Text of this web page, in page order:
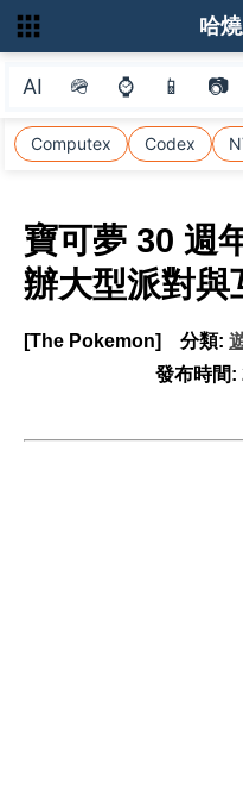
AI 🪖 ⌚ 📱 📷
Computex Codex
哈
寶可夢 30 週
辦大型派對與
[The Pokemon] 分類:
發布時間: